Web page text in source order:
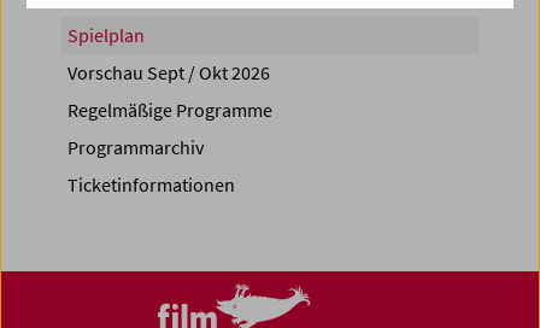
Spielplan
Vorschau Sept / Okt 2026
Regelmäßige Programme
Programmarchiv
Ticketinformationen